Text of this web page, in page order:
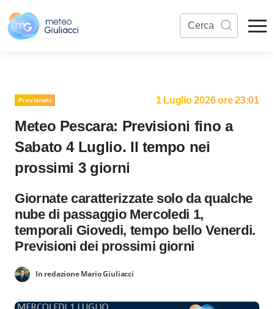
Previsioni 1 Luglio 2026 ore 23:01
Meteo Pescara: Previsioni fino a
Sabato 4 Luglio. Il tempo nei
prossimi 3 giorni
Giornate caratterizzate solo da qualche
nube di passaggio Mercoledi 1,
temporali Giovedi, tempo bello Venerdi.
Previsioni dei prossimi giorni
In redazione Mario Giuliacci